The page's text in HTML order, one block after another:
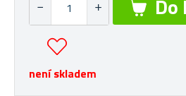
není skladem